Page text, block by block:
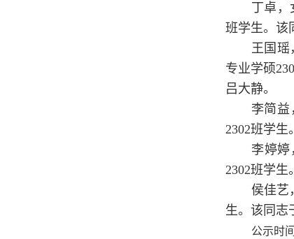
丁卓，
班学生。该
王国瑶
专业学硕
吕大静。
李简益
2302班学生
李婷
2302班学生
侯佳艺
生。该同志
公示时